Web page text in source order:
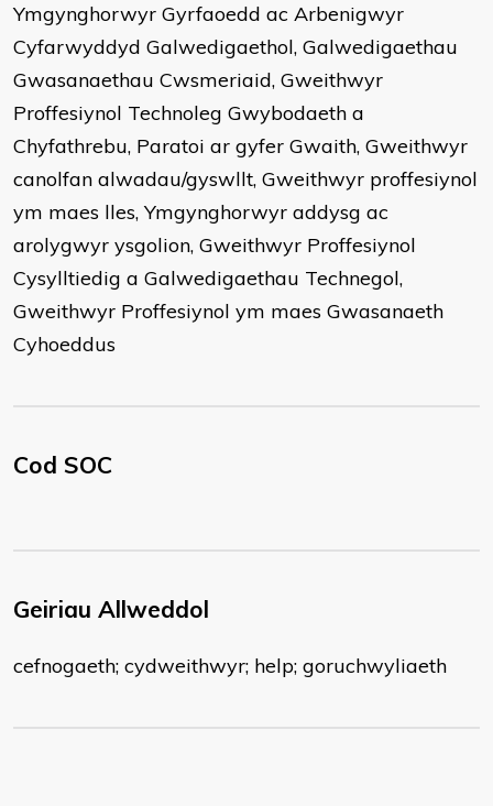
Ymgynghorwyr Gyrfaoedd ac Arbenigwyr
Cyfarwyddyd Galwedigaethol, Galwedigaethau
Gwasanaethau Cwsmeriaid, Gweithwyr
Proffesiynol Technoleg Gwybodaeth a
Chyfathrebu, Paratoi ar gyfer Gwaith, Gweithwyr
canolfan alwadau/gyswllt, Gweithwyr proffesiynol
ym maes lles, Ymgynghorwyr addysg ac
arolygwyr ysgolion, Gweithwyr Proffesiynol
Cysylltiedig a Galwedigaethau Technegol,
Gweithwyr Proffesiynol ym maes Gwasanaeth
Cyhoeddus
Cod SOC
Geiriau Allweddol
cefnogaeth; cydweithwyr; help; goruchwyliaeth